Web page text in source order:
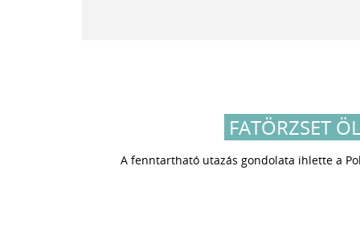
FATÖRZSET
A fenntartható utazás gondolata ihlette a